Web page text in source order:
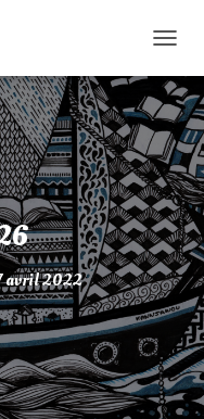
É
P
L
I
E
R
L
A
N
A
V
I
G
T
I
O
avril 2022